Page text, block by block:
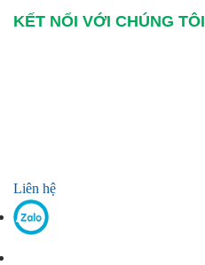
KẾT NỐI VỚI CHÚNG TÔI
Liên hệ